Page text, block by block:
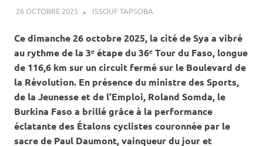
26 OCTOBRE 2025 ISSOUF TAPSOBA
Ce dimanche 26 octobre 2025, la cité de Sya a vibré
au rythme de la 3ᵉ étape du 36ᵉ Tour du Faso, longue
de 116,6 km sur un circuit fermé sur le Boulevard de
la Révolution. En présence du ministre des Sports,
de la Jeunesse et de l’Emploi, Roland Somda, le
Burkina Faso a brillé grâce à la performance
éclatante des Étalons cyclistes couronnée par le
sacre de Paul Daumont, vainqueur du jour et